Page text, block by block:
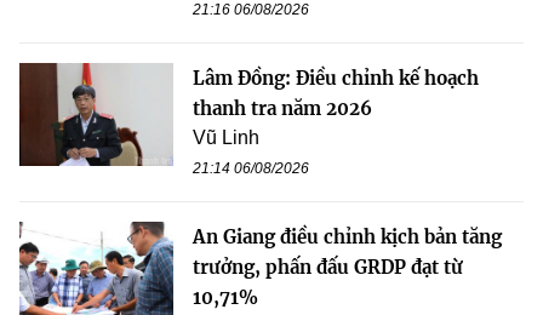
21:16 06/08/2026
Lâm Đồng: Điều chỉnh kế hoạch
thanh tra năm 2026
Vũ Linh
21:14 06/08/2026
An Giang điều chỉnh kịch bản tăng
trưởng, phấn đấu GRDP đạt từ
10,71%